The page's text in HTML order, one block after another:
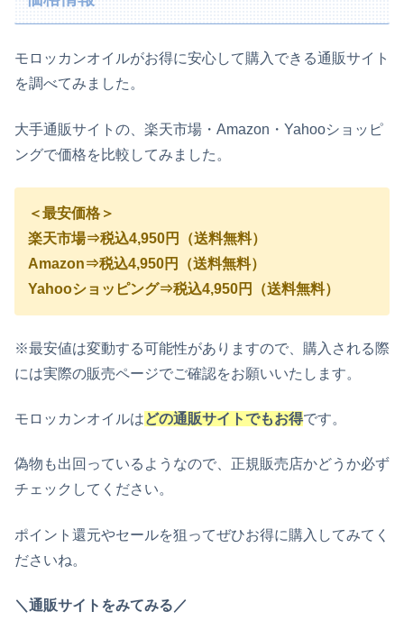
モロッカンオイルがお得に安心して購入できる通販サイト
を調べてみました。
大手通販サイトの、楽天市場・Amazon・Yahooショッピ
ングで価格を比較してみました。
＜最安価格＞
楽天市場⇒税込4,950円（送料無料）
Amazon⇒税込4,950円（送料無料）
Yahooショッピング⇒税込4,950円（送料無料）
※最安値は変動する可能性がありますので、購入される際
には実際の販売ページでご確認をお願いいたします。
モロッカンオイルはどの通販サイトでもお得です。
偽物も出回っているようなので、正規販売店かどうか必ず
チェックしてください。
ポイント還元やセールを狙ってぜひお得に購入してみてく
ださいね。
＼通販サイトをみてみる／